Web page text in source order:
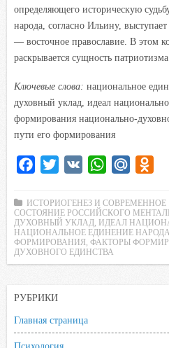
определяющего историческую
народа, согласно Ильину,
— восточное православие. В этом
раскрывается сущность
Ключевые слова: национальное
духовный уклад, идеал
формирования национально-
пути его формирования
c
e
b
o
k
i
t
t
e
W
a
t
s
A
i
l
.
n
o
k
ИСТОРИОГЕНЕЗ И СОВРЕМЕННОЕ
СОСТОЯНИЕ РОССИЙСКОГО
ДУХОВНЫЙ УКЛАД
ИДЕАЛ
НАЦИОНАЛЬНОЕ ЕДИНЕНИЕ НАРОДА
ФОРМИРОВАНИЯ
ФАКТОРЫ
ДУХОВНОГО ЕДИНСТВА
РУБРИКИ
Главная страница